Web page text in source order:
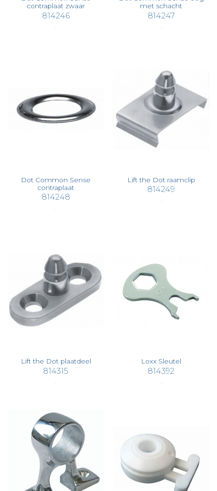
contraplaat zwaar
814246
met schacht
814247
Dot Common Sense
contraplaat
814248
Lift the Dot raamclip
814249
Lift the Dot plaatdeel
814315
Loxx Sleutel
814392